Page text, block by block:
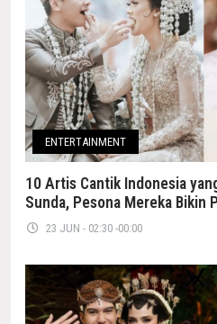
ENTERTAINMENT
10 Artis Cantik Indonesia
Sunda, Pesona Mereka Bikin
23 JUN - 02:30 -00:00